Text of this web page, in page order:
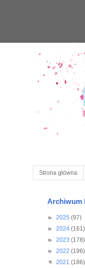
Strona główna
Archiwum
► 2025 (97)
► 2024 (161)
► 2023 (178)
► 2022 (196)
▼ 2021 (186)